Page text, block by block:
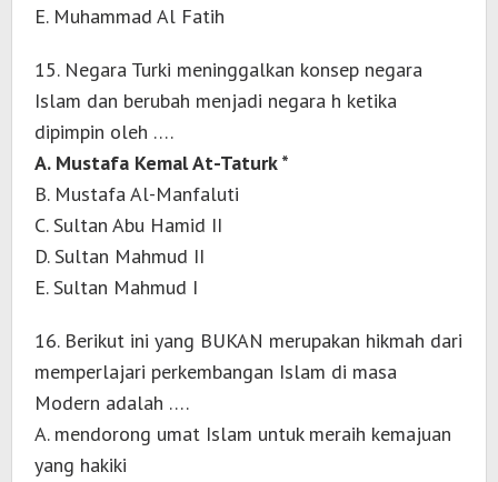
E. Muhammad Al Fatih
15. Negara Turki meninggalkan konsep negara
Islam dan berubah menjadi negara h ketika
dipimpin oleh ….
A. Mustafa Kemal At-Taturk *
B. Mustafa Al-Manfaluti
C. Sultan Abu Hamid II
D. Sultan Mahmud II
E. Sultan Mahmud I
16. Berikut ini yang BUKAN merupakan hikmah dari
memperlajari perkembangan Islam di masa
Modern adalah ….
A. mendorong umat Islam untuk meraih kemajuan
yang hakiki